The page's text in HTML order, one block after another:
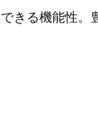
きる機能性。